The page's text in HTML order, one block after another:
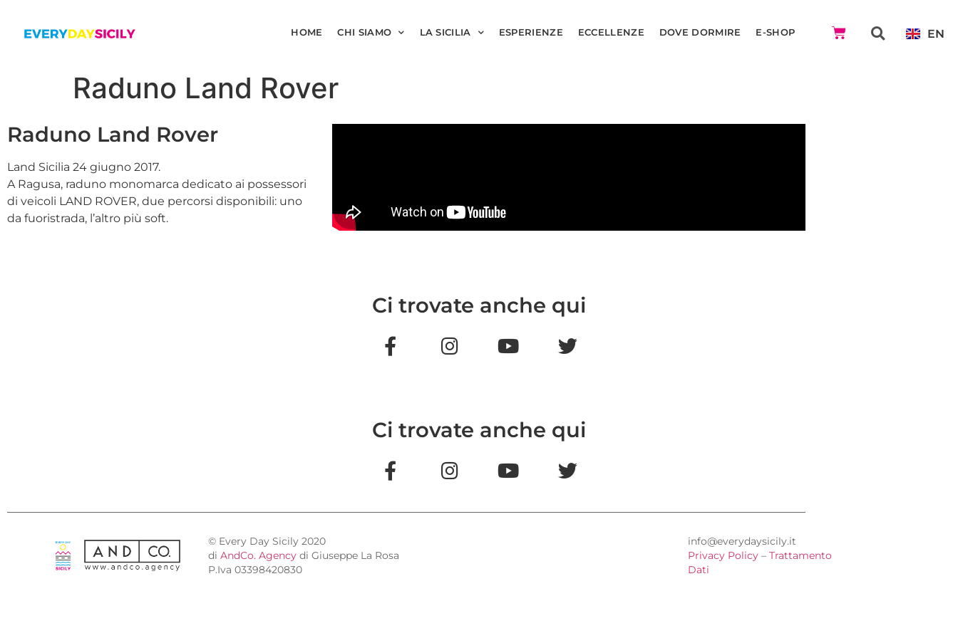
HOME CHI SIAMO LA SICILIA ESPERIENZE ECCELLENZE DOVE DORMIRE E-SHOP EN
Raduno Land Rover
Raduno Land Rover
Land Sicilia 24 giugno 2017.
A Ragusa, raduno monomarca dedicato ai possessori
di veicoli LAND ROVER, due percorsi disponibili: uno
da fuoristrada, l’altro più soft.
Ci trovate anche qui
Ci trovate anche qui
© Every Day Sicily 2020
diAndCo. Agency di Giuseppe La Rosa
P.Iva 03398420830
info@everydaysicily.it
Privacy Policy –Trattamento
Dati